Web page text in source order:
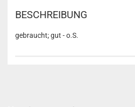
BESCHREIBUNG
gebraucht; gut - o.S.